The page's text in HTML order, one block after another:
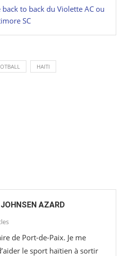
back to back du Violette AC ou
SC
HAITI
AZARD
de Port-de-Paix. Je me
le sport haïtien à sortir